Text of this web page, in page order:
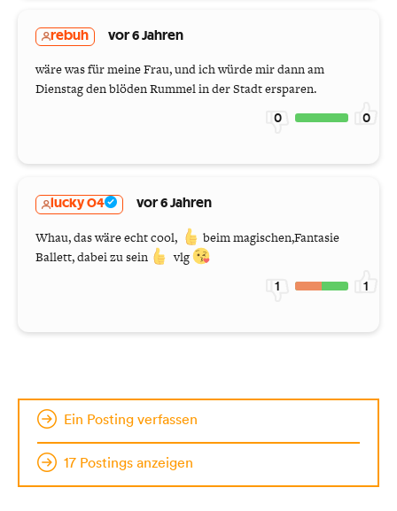
rebuh vor 6 Jahren
wäre was für meine Frau, und ich würde mir dann am
Dienstag den blöden Rummel in der Stadt ersparen.
0 0
lucky 04 vor 6 Jahren
Whau, das wäre echt cool,
beim magischen,Fantasie
Ballett, dabei zu sein
vlg
1 1
Ein Posting verfassen
17 Postings anzeigen